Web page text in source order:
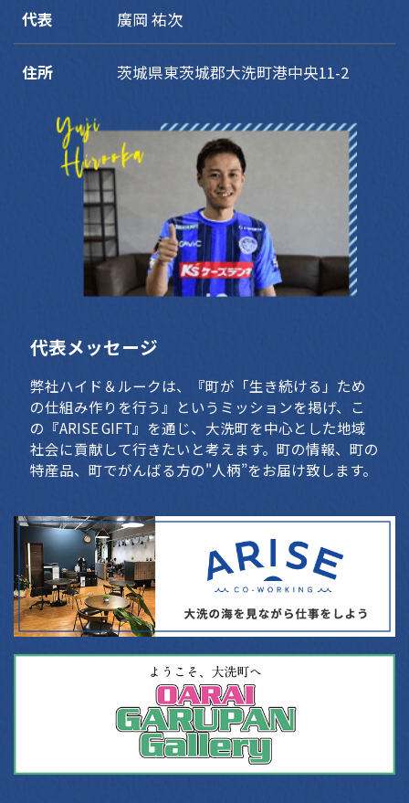
代表 廣岡 祐次
住所 茨城県東茨城郡大洗町港中央11-2
代表メッセージ
弊社ハイド＆ルークは、『町が「生き続ける」ため
の仕組み作りを行う』というミッションを掲げ、こ
の『ARISE GIFT』を通じ、大洗町を中心とした地域
社会に貢献して行きたいと考えます。町の情報、町の
特産品、町でがんばる方の"人柄”をお届け致します。